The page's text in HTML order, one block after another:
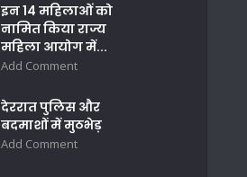
इन 14 महिलाओं को
नामित किया राज्य
महिला आयोग में...
Add Comment
देररात पुलिस और
बदमाशों में मुठभेड़
Add Comment